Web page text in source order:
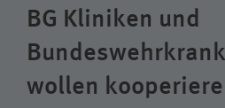
BG Kliniken und
wollen